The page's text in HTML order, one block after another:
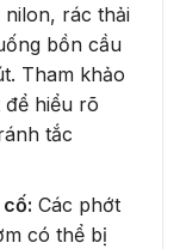
nilon, rác thải
bồn cầu
Tham khảo
hiểu rõ
tắc
Các phớt
có thể bị